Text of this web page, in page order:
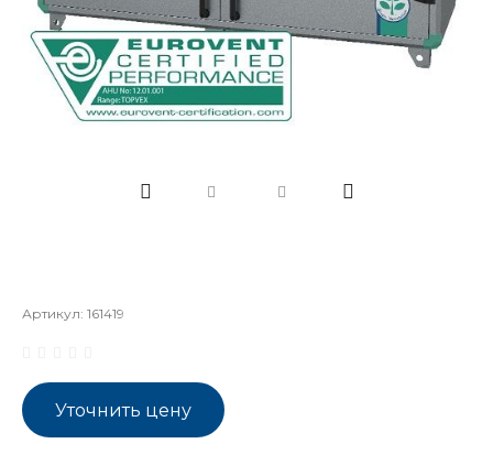
Артикул: 161419
Уточнить цену